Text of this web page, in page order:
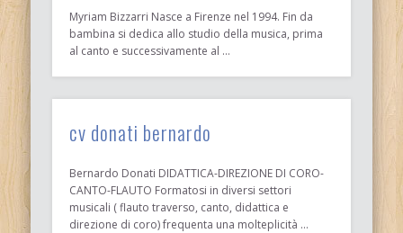
Myriam Bizzarri Nasce a Firenze nel 1994. Fin da
bambina si dedica allo studio della musica, prima
al canto e successivamente al …
cv donati bernardo
Bernardo Donati DIDATTICA-DIREZIONE DI CORO-
CANTO-FLAUTO Formatosi in diversi settori
musicali ( flauto traverso, canto, didattica e
direzione di coro) frequenta una molteplicità …